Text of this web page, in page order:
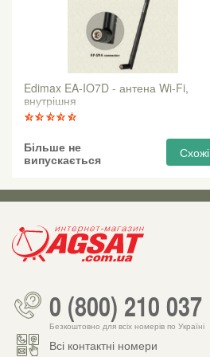
Edimax EA-IO7D - антена Wi-Fi,
внутрішня
Більше не
випускається
Схожі
0 (800) 210 037
Безкоштовно для всіх номерів по Україні
Всі контактні номери